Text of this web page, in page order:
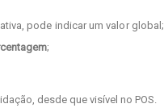
pode indicar um valor global;
;
desde que visível no POS.